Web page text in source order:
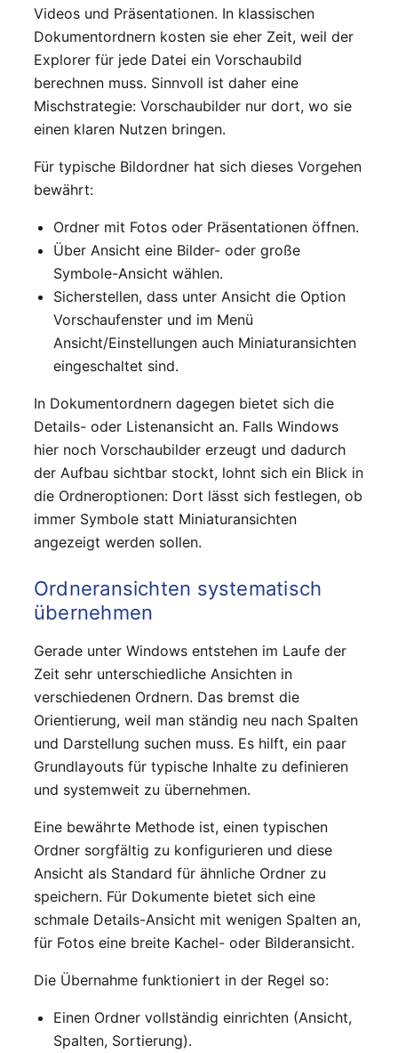
Videos und Präsentationen. In klassischen
Dokumentordnern kosten sie eher Zeit, weil der
Explorer für jede Datei ein Vorschaubild
berechnen muss. Sinnvoll ist daher eine
Mischstrategie: Vorschaubilder nur dort, wo sie
einen klaren Nutzen bringen.
Für typische Bildordner hat sich dieses Vorgehen
bewährt:
Ordner mit Fotos oder Präsentationen öffnen.
Über Ansicht eine Bilder- oder große
Symbole-Ansicht wählen.
Sicherstellen, dass unter Ansicht die Option
Vorschaufenster und im Menü
Ansicht/Einstellungen auch Miniaturansichten
eingeschaltet sind.
In Dokumentordnern dagegen bietet sich die
Details- oder Listenansicht an. Falls Windows
hier noch Vorschaubilder erzeugt und dadurch
der Aufbau sichtbar stockt, lohnt sich ein Blick in
die Ordneroptionen: Dort lässt sich festlegen, ob
immer Symbole statt Miniaturansichten
angezeigt werden sollen.
Ordneransichten systematisch
übernehmen
Gerade unter Windows entstehen im Laufe der
Zeit sehr unterschiedliche Ansichten in
verschiedenen Ordnern. Das bremst die
Orientierung, weil man ständig neu nach Spalten
und Darstellung suchen muss. Es hilft, ein paar
Grundlayouts für typische Inhalte zu definieren
und systemweit zu übernehmen.
Eine bewährte Methode ist, einen typischen
Ordner sorgfältig zu konfigurieren und diese
Ansicht als Standard für ähnliche Ordner zu
speichern. Für Dokumente bietet sich eine
schmale Details-Ansicht mit wenigen Spalten an,
für Fotos eine breite Kachel- oder Bilderansicht.
Die Übernahme funktioniert in der Regel so:
Einen Ordner vollständig einrichten (Ansicht,
Spalten, Sortierung).